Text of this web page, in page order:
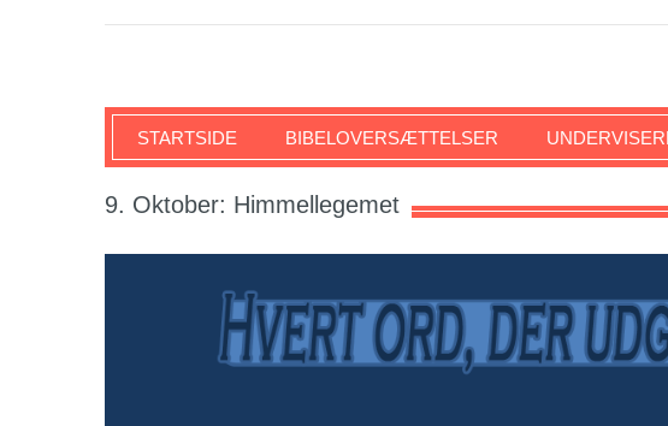
SKRIFTEN
STARTSIDE BIBELOVERSÆTTELSER
9. Oktober: Himmellegemet